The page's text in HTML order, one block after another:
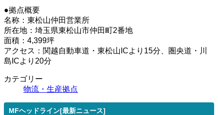
●拠点概要
名称：東松山仲田営業所
所在地：埼玉県東松山市仲田町2番地
面積：4,399坪
アクセス：関越自動車道・東松山ICより15分、圏央道・川
島ICより20分
カテゴリー
物流・生産拠点
MFヘッドライン[最新ニュース]